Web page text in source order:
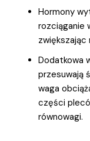
Hormony
rozciąganie
zwiększając
Dodatkowa
przesuwają
waga
części
równowagi.